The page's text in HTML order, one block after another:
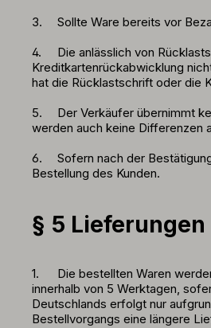
3.
Sollte Ware bereits vor
4.
Die anlässlich von
Kreditkartenrückabwicklung
hat die Rücklastschrift oder die
5.
Der Verkäufer übernimmt
werden auch keine Differenzen
6.
Sofern nach der
Bestellung des Kunden.
§ 5 Lieferungen
1.
Die bestellten Waren
innerhalb von 5 Werktagen,
Deutschlands erfolgt nur
Bestellvorgangs eine längere